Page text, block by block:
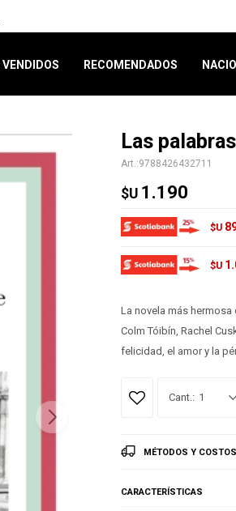
VENDIDOS RECOMENDADOS
Las
9788426432711
$U 1.190
$U
$U
La novela más hermosa
Colm Tóibín, Rachel
felicidad, el amor y la
1
MÉTODOS Y
CARACTERÍSTICAS